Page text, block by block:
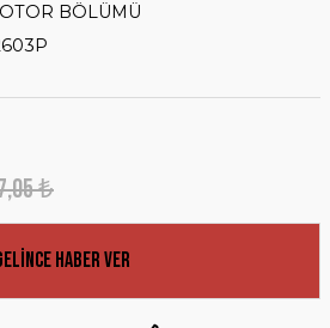
BÖLÜMÜ
₺
Haber Ver